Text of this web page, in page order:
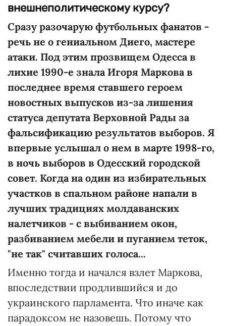
внешнеполитическому курсу?
Сразу разочарую футбольных фанатов -
речь не о гениальном Диего, мастере
атаки. Под этим прозвищем Одесса в
лихие 1990-е знала Игоря Маркова в
последнее время ставшего героем
новостных выпусков из-за лишения
статуса депутата Верховной Рады за
фальсификацию результатов выборов. Я
впервые услышал о нем в марте 1998-го,
в ночь выборов в Одесский городской
совет. Когда на один из избирательных
участков в спальном районе напали в
лучших традициях молдаванских
налетчиков - с выбиванием окон,
разбиванием мебели и пуганием теток,
"не так" считавших голоса...
Именно тогда и начался взлет Маркова,
впоследствии продлившийся и до
украинского парламента. Что иначе как
парадоксом не назовешь. Потому что